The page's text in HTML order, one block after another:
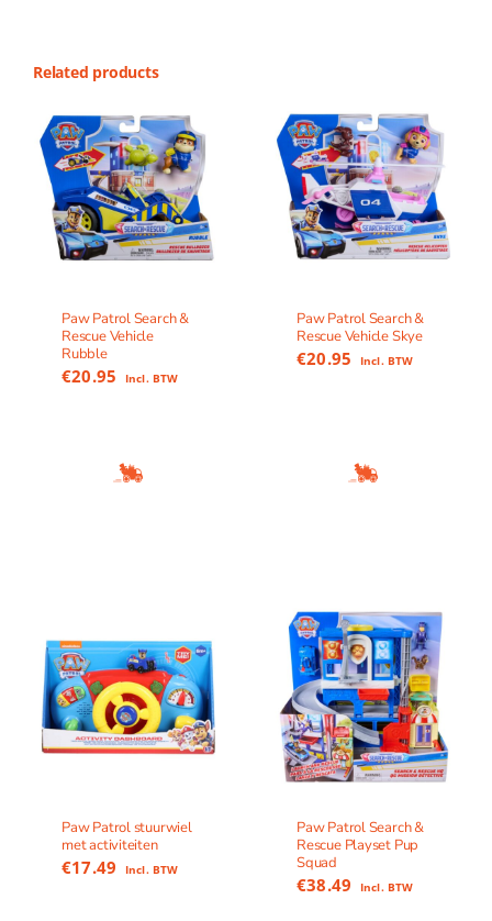
Related products
Paw Patrol Search &
Rescue Vehicle
Rubble
€20.95 Incl. BTW
Paw Patrol Search &
Rescue Vehicle Skye
€20.95 Incl. BTW
Paw Patrol stuurwiel
met activiteiten
€17.49 Incl. BTW
Paw Patrol Search &
Rescue Playset Pup
Squad
€38.49 Incl. BTW